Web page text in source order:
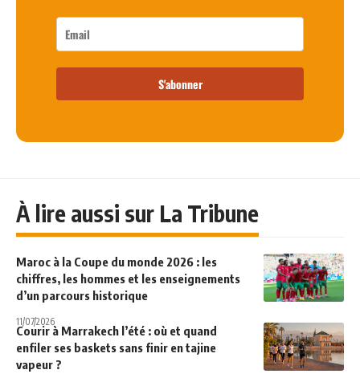
S'abonner
À lire aussi sur La Tribune
Maroc à la Coupe du monde 2026 : les
chiffres, les hommes et les enseignements
d’un parcours historique
11/07/2026
Courir à Marrakech l’été : où et quand
enfiler ses baskets sans finir en tajine
vapeur ?